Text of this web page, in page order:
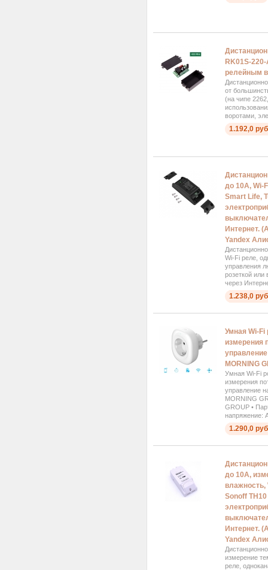
RK01S-
релейным
от
(на чипе
воротами,
1.192,0
до 10А, Wi-
Smart Life,
Интернет.
Yandex
Wi-Fi реле,
управления
розеткой
через
1.238,0
Умная Wi-Fi
измерения
управление
MORNING
Умная Wi-Fi
измерения
управление
MORNING
GROUP •
напряжение:
1.290,0
до 10А,
влажность,
Sonoff
Интернет.
Yandex
измерение
реле,